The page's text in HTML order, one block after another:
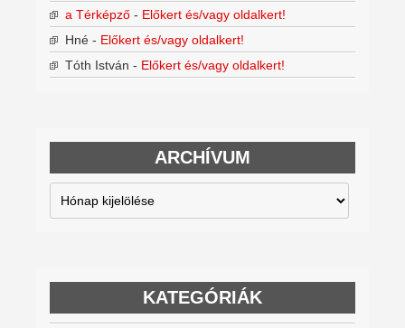
a Térképző - Előkert és/vagy oldalkert!
Hné - Előkert és/vagy oldalkert!
Tóth István - Előkert és/vagy oldalkert!
ARCHÍVUM
Archívum
KATEGÓRIÁK